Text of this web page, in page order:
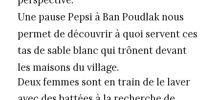
Une pause Pepsi à Ban Poudlak nous
permet de découvrir à quoi servent ces
tas de sable blanc qui trônent devant
les maisons du village.
Deux femmes sont en train de le laver